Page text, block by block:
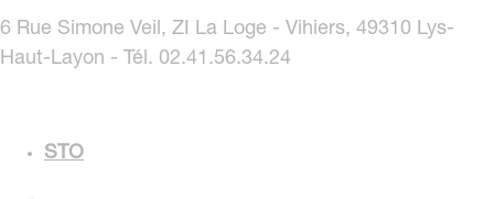
6 Rue Simone Veil, ZI La Loge - Vihiers, 49310 Lys-
Haut-Layon - Tél. 02.41.56.34.24
STO